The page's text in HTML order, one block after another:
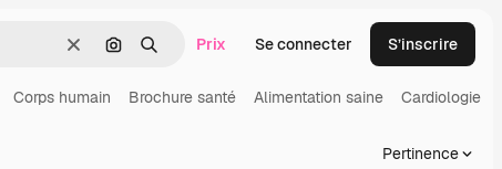
EffacerRechercher par image
Rechercher
Prix Se connecter S’inscrire
Corps humain Brochure santé Alimentation saine Cardiologie
Pertinence